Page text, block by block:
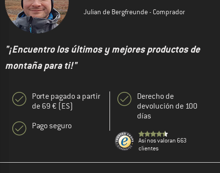
Julian de Bergfreunde - Comprador
"¡Encuentro los últimos y mejores productos de
montaña para ti!"
Porte pagado a partir
de 69 € (ES)
Pago seguro
Derecho de
devolución de 100
días
Así nos valoran 663
clientes